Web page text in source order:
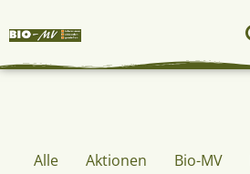
Alle Aktionen Bio-MV